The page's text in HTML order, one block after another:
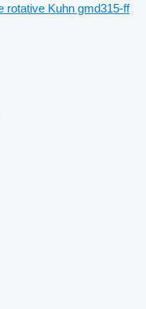
rotative Kuhn gmd315-ff